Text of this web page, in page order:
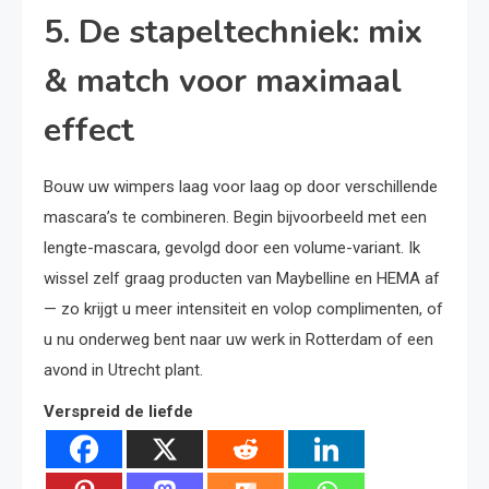
5. De stapeltechniek: mix
& match voor maximaal
effect
Bouw uw wimpers laag voor laag op door verschillende
mascara’s te combineren. Begin bijvoorbeeld met een
lengte-mascara, gevolgd door een volume-variant. Ik
wissel zelf graag producten van Maybelline en HEMA af
— zo krijgt u meer intensiteit en volop complimenten, of
u nu onderweg bent naar uw werk in Rotterdam of een
avond in Utrecht plant.
Verspreid de liefde